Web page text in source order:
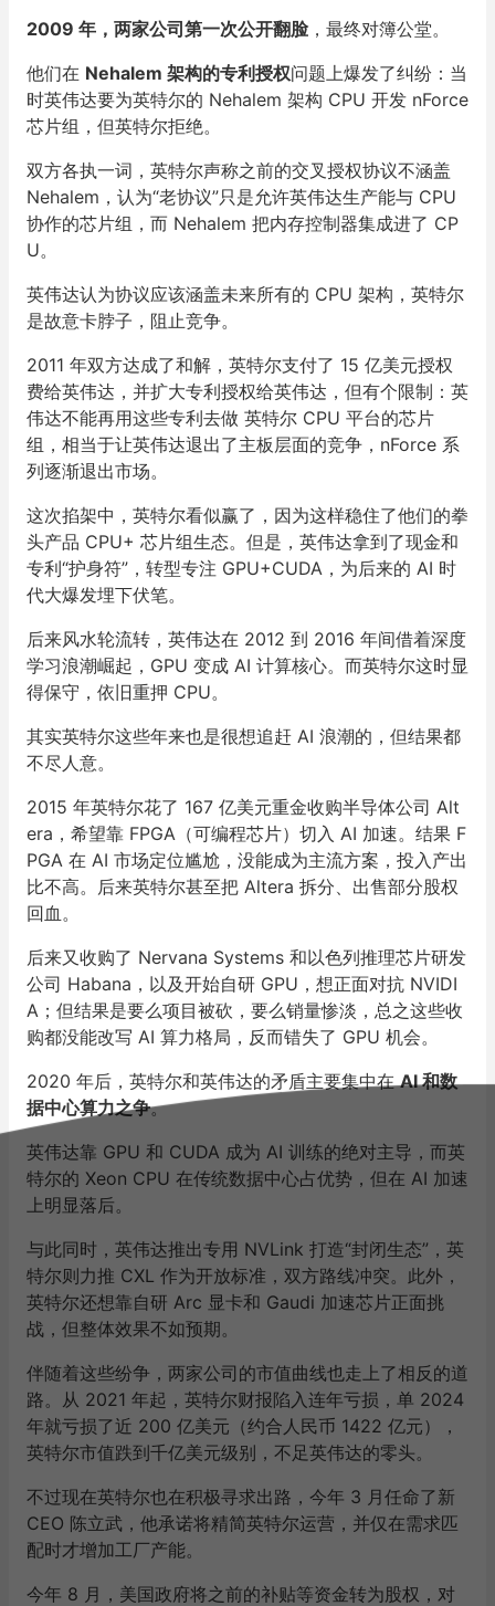
2009 年，两家公司第一次公开翻脸 ，最终对簿公堂。
他们在 Nehalem 架构的专利授权问题上爆发了纠纷：当
时英伟达要为英特尔的 Nehalem 架构 CPU 开发 nForce
芯片组，但英特尔拒绝。
双方各执一词，英特尔声称之前的交叉授权协议不涵盖
Nehalem，认为“老协议”只是允许英伟达生产能与 CPU
协作的芯片组，而 Nehalem 把内存控制器集成进了 CP
U。
英伟达认为协议应该涵盖未来所有的 CPU 架构，英特尔
是故意卡脖子，阻止竞争。
2011 年双方达成了和解，英特尔支付了 15 亿美元授权
费给英伟达，并扩大专利授权给英伟达，但有个限制：英
伟达不能再用这些专利去做 英特尔 CPU 平台的芯片
组，相当于让英伟达退出了主板层面的竞争，nForce 系
列逐渐退出市场。
这次掐架中，英特尔看似赢了，因为这样稳住了他们的拳
头产品 CPU+ 芯片组生态。但是，英伟达拿到了现金和
专利“护身符”，转型专注 GPU+CUDA，为后来的 AI 时
代大爆发埋下伏笔。
后来风水轮流转，英伟达在 2012 到 2016 年间借着深度
学习浪潮崛起，GPU 变成 AI 计算核心。而英特尔这时显
得保守，依旧重押 CPU。
其实英特尔这些年来也是很想追赶 AI 浪潮的，但结果都
不尽人意。
2015 年英特尔花了 167 亿美元重金收购半导体公司 Alt
era，希望靠 FPGA（可编程芯片）切入 AI 加速。结果 F
PGA 在 AI 市场定位尴尬，没能成为主流方案，投入产出
比不高。后来英特尔甚至把 Altera 拆分、出售部分股权
回血。
后来又收购了 Nervana Systems 和以色列推理芯片研发
公司 Habana，以及开始自研 GPU，想正面对抗 NVIDI
A；但结果是要么项目被砍，要么销量惨淡，总之这些收
购都没能改写 AI 算力格局，反而错失了 GPU 机会。
2020 年后，英特尔和英伟达的矛盾主要集中在AI 和数
据中心算力之争。
英伟达靠 GPU 和 CUDA 成为 AI 训练的绝对主导，而英
特尔的 Xeon CPU 在传统数据中心占优势，但在 AI 加速
上明显落后。
与此同时，英伟达推出专用 NVLink 打造“封闭生态”，英
特尔则力推 CXL 作为开放标准，双方路线冲突。此外，
英特尔还想靠自研 Arc 显卡和 Gaudi 加速芯片正面挑
战，但整体效果不如预期。
伴随着这些纷争，两家公司的市值曲线也走上了相反的道
路。从 2021 年起，英特尔财报陷入连年亏损，单 2024
年就亏损了近 200 亿美元（约合人民币 1422 亿元），
英特尔市值跌到千亿美元级别，不足英伟达的零头。
不过现在英特尔也在积极寻求出路，今年 3 月任命了新
CEO 陈立武，他承诺将精简英特尔运营，并仅在需求匹
配时才增加工厂产能。
今年 8 月，美国政府将之前的补贴等资金转为股权，对